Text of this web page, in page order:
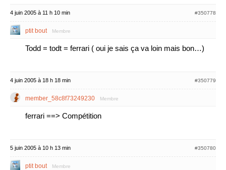
4 juin 2005 à 11 h 10 min #350778
ptit bout Membre
Todd = todt = ferrari ( oui je sais ça va loin mais bon…)
4 juin 2005 à 18 h 18 min #350779
member_58c8f73249230 Membre
ferrari ==> Compétition
5 juin 2005 à 10 h 13 min #350780
ptit bout Membre